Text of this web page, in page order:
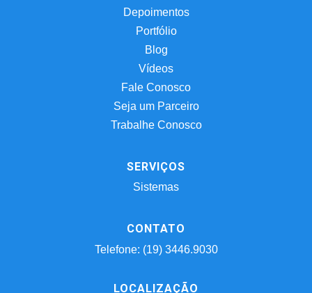
Depoimentos
Portfólio
Blog
Vídeos
Fale Conosco
Seja um Parceiro
Trabalhe Conosco
SERVIÇOS
Sistemas
CONTATO
Telefone: (19) 3446.9030
LOCALIZAÇÃO